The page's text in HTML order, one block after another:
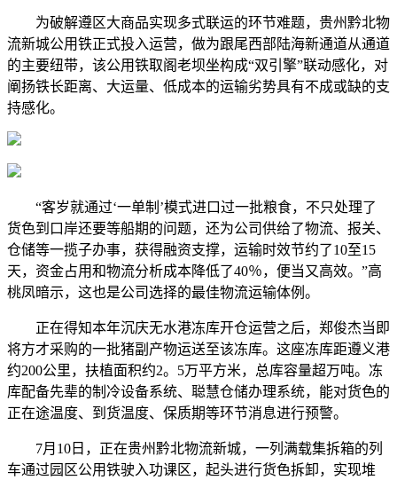
为破解遵区大商品实现多式联运的环节难题，贵州黔北物
流新城公用铁正式投入运营，做为跟尾西部陆海新通道从通道
的主要纽带，该公用铁取阁老坝坐构成“双引擎”联动感化，对
阐扬铁长距离、大运量、低成本的运输劣势具有不成或缺的支
持感化。
“客岁就通过‘一单制’模式进口过一批粮食，不只处理了
货色到口岸还要等船期的问题，还为公司供给了物流、报关、
仓储等一揽子办事，获得融资支撑，运输时效节约了10至15
天，资金占用和物流分析成本降低了40％，便当又高效。”高
桃凤暗示，这也是公司选择的最佳物流运输体例。
正在得知本年沉庆无水港冻库开仓运营之后，郑俊杰当即
将方才采购的一批猪副产物运送至该冻库。这座冻库距遵义港
约200公里，扶植面积约2。5万平方米，总库容量超万吨。冻
库配备先辈的制冷设备系统、聪慧仓储办理系统，能对货色的
正在途温度、到货温度、保质期等环节消息进行预警。
7月10日，正在贵州黔北物流新城，一列满载集拆箱的列
车通过园区公用铁驶入功课区，起头进行货色拆卸，实现堆